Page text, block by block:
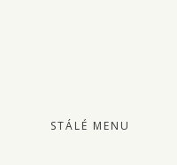
STÁLÉ MENU